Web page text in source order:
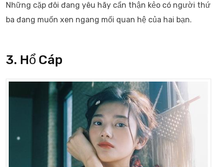
Những cặp đôi đang yêu hãy cẩn thận kẻo có người thứ
ba đang muốn xen ngang mối quan hệ của hai bạn.
3. Hổ Cáp